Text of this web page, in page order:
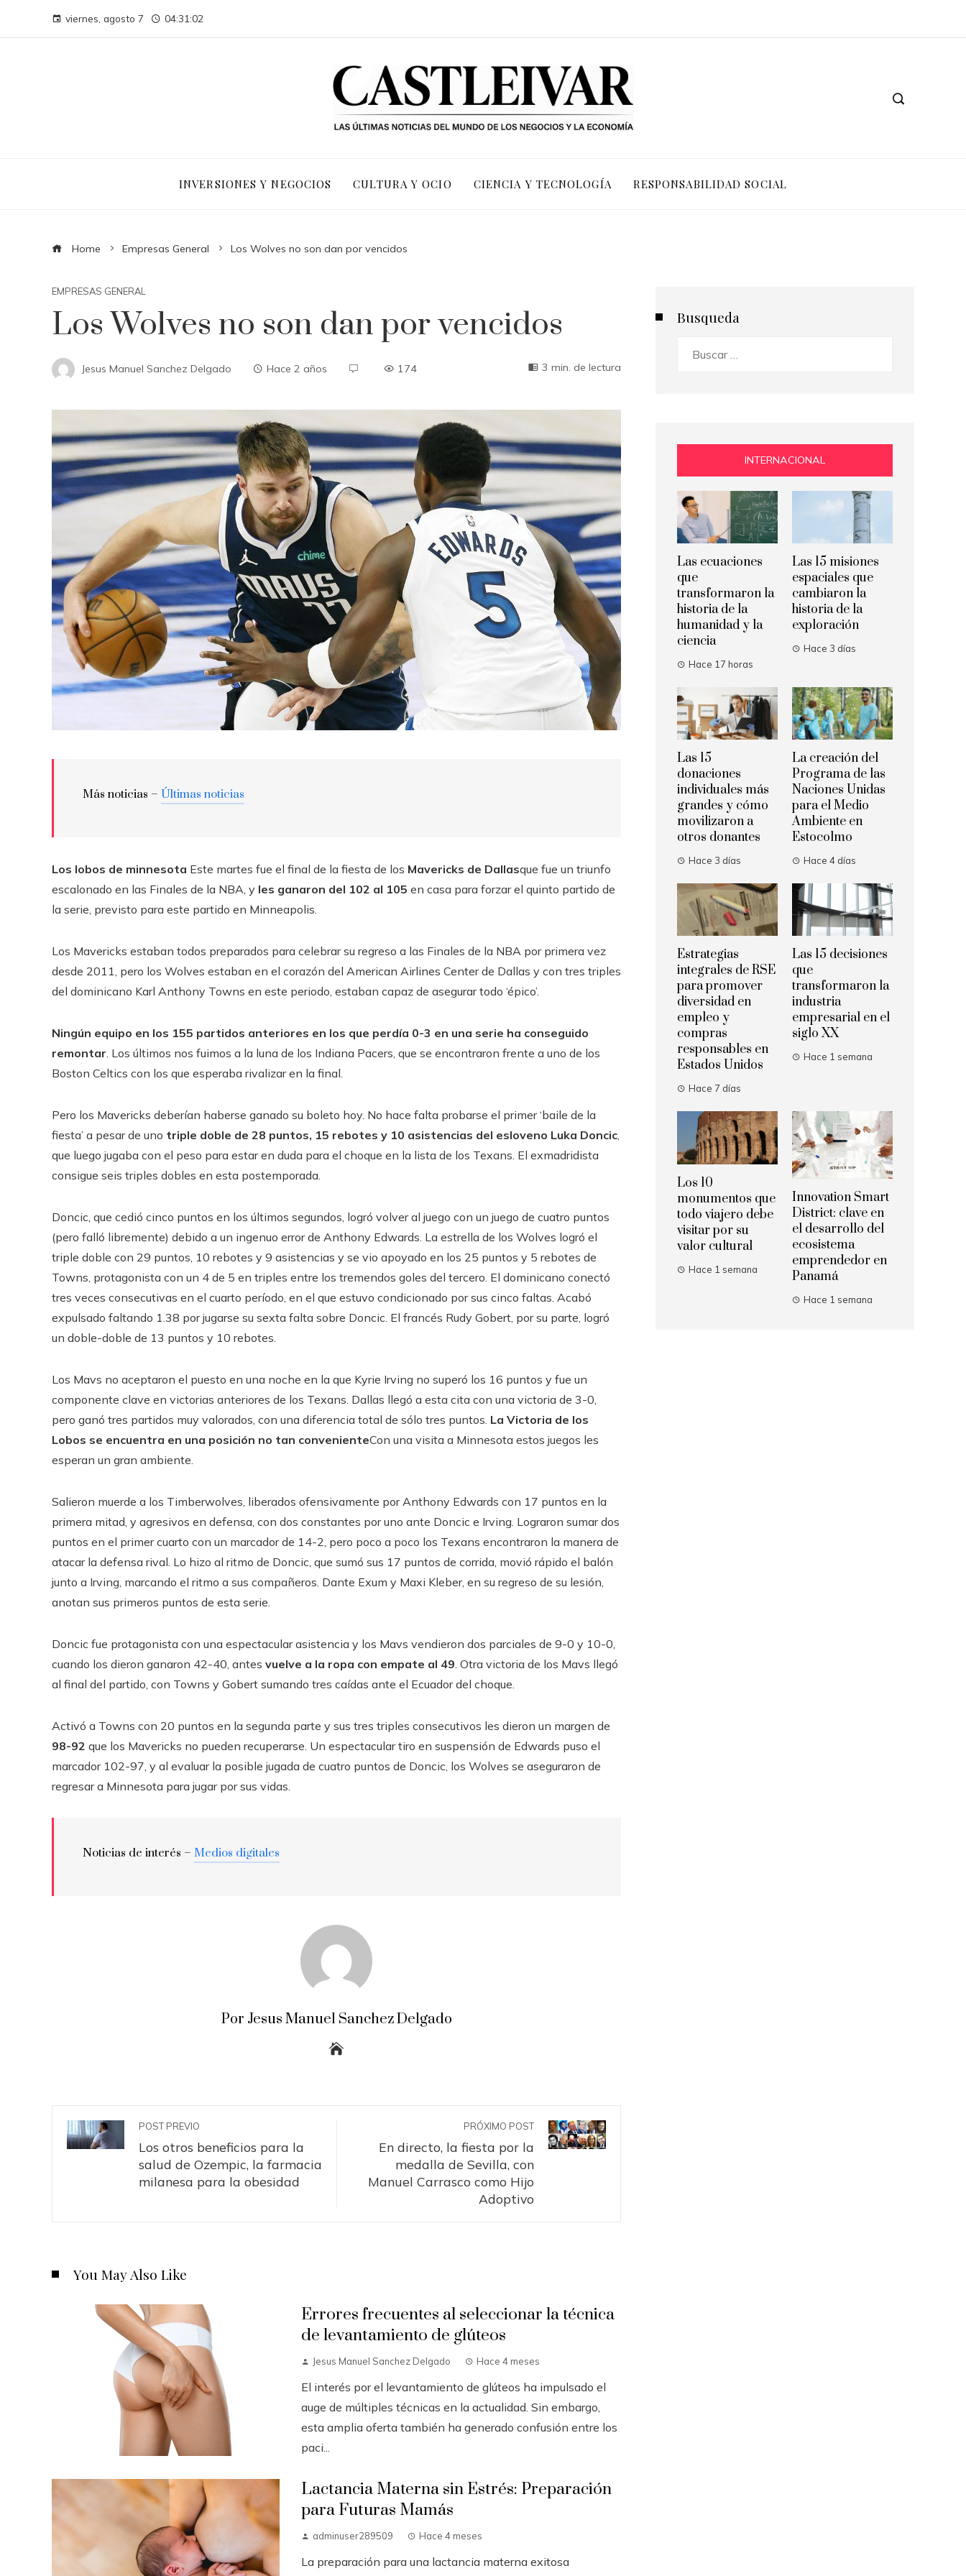
viernes, agosto 7 04:31:03
INVERSIONES Y NEGOCIOS CULTURA Y OCIO CIENCIA Y TECNOLOGÍA RESPONSABILIDAD SOCIAL
Home Empresas General Los Wolves no son dan por vencidos
EMPRESAS GENERAL
Los Wolves no son dan por vencidos
Jesus Manuel Sanchez Delgado Hace 2 años 174 3 min. de lectura
Más noticias – Últimas noticias
Los lobos de minnesota Este martes fue el final de la fiesta de los Mavericks de Dallasque fue un triunfo
escalonado en las Finales de la NBA, y les ganaron del 102 al 105 en casa para forzar el quinto partido de
la serie, previsto para este partido en Minneapolis.
Los Mavericks estaban todos preparados para celebrar su regreso a las Finales de la NBA por primera vez
desde 2011, pero los Wolves estaban en el corazón del American Airlines Center de Dallas y con tres triples
del dominicano Karl Anthony Towns en este periodo, estaban capaz de asegurar todo ‘épico’.
Ningún equipo en los 155 partidos anteriores en los que perdía 0-3 en una serie ha conseguido
remontar . Los últimos nos fuimos a la luna de los Indiana Pacers, que se encontraron frente a uno de los
Boston Celtics con los que esperaba rivalizar en la final.
Pero los Mavericks deberían haberse ganado su boleto hoy. No hace falta probarse el primer ‘baile de la
fiesta’ a pesar de uno triple doble de 28 puntos, 15 rebotes y 10 asistencias del esloveno Luka Doncic
que luego jugaba con el peso para estar en duda para el choque en la lista de los Texans. El exmadridista
consigue seis triples dobles en esta postemporada.
Doncic, que cedió cinco puntos en los últimos segundos, logró volver al juego con un juego de cuatro puntos
(pero falló libremente) debido a un ingenuo error de Anthony Edwards. La estrella de los Wolves logró el
triple doble con 29 puntos, 10 rebotes y 9 asistencias y se vio apoyado en los 25 puntos y 5 rebotes de
Towns, protagonista con un 4 de 5 en triples entre los tremendos goles del tercero. El dominicano conectó
tres veces consecutivas en el cuarto período, en el que estuvo condicionado por sus cinco faltas. Acabó
expulsado faltando 1.38 por jugarse su sexta falta sobre Doncic. El francés Rudy Gobert, por su parte, logró
un doble-doble de 13 puntos y 10 rebotes.
Los Mavs no aceptaron el puesto en una noche en la que Kyrie Irving no superó los 16 puntos y fue un
componente clave en victorias anteriores de los Texans. Dallas llegó a esta cita con una victoria de 3-0,
pero ganó tres partidos muy valorados, con una diferencia total de sólo tres puntos. La Victoria de los
Lobos se encuentra en una posición no tan convenienteCon una visita a Minnesota estos juegos les
esperan un gran ambiente.
Salieron muerde a los Timberwolves, liberados ofensivamente por Anthony Edwards con 17 puntos en la
primera mitad, y agresivos en defensa, con dos constantes por uno ante Doncic e Irving. Lograron sumar dos
puntos en el primer cuarto con un marcador de 14-2, pero poco a poco los Texans encontraron la manera de
atacar la defensa rival. Lo hizo al ritmo de Doncic, que sumó sus 17 puntos de corrida, movió rápido el balón
junto a Irving, marcando el ritmo a sus compañeros. Dante Exum y Maxi Kleber, en su regreso de su lesión,
anotan sus primeros puntos de esta serie.
Doncic fue protagonista con una espectacular asistencia y los Mavs vendieron dos parciales de 9-0 y 10-0,
cuando los dieron ganaron 42-40, antes vuelve a la ropa con empate al 49 . Otra victoria de los Mavs llegó
al final del partido, con Towns y Gobert sumando tres caídas ante el Ecuador del choque.
Activó a Towns con 20 puntos en la segunda parte y sus tres triples consecutivos les dieron un margen de
98-92 que los Mavericks no pueden recuperarse. Un espectacular tiro en suspensión de Edwards puso el
marcador 102-97, y al evaluar la posible jugada de cuatro puntos de Doncic, los Wolves se aseguraron de
regresar a Minnesota para jugar por sus vidas.
Noticias de interés – Medios digitales
Por Jesus Manuel Sanchez Delgado
POST PREVIO
Los otros beneficios para la
salud de Ozempic, la farmacia
milanesa para la obesidad
PRÓXIMO POST
En directo, la fiesta por la
medalla de Sevilla, con
Manuel Carrasco como Hijo
Adoptivo
You May Also Like
Errores frecuentes al seleccionar la técnica
de levantamiento de glúteos
Jesus Manuel Sanchez Delgado Hace 4 meses
El interés por el levantamiento de glúteos ha impulsado el
auge de múltiples técnicas en la actualidad. Sin embargo,
esta amplia oferta también ha generado confusión entre los
paci...
Lactancia Materna sin Estrés: Preparación
para Futuras Mamás
adminuser289509 Hace 4 meses
La preparación para una lactancia materna exitosa
Busqueda
INTERNACIONAL
Las ecuaciones
que
transformaron la
historia de la
humanidad y la
ciencia
Hace 17 horas
Las 15 misiones
espaciales que
cambiaron la
historia de la
exploración
Hace 3 días
Las 15
donaciones
individuales más
grandes y cómo
movilizaron a
otros donantes
Hace 3 días
La creación del
Programa de las
Naciones Unidas
para el Medio
Ambiente en
Estocolmo
Hace 4 días
Estrategias
integrales de RSE
para promover
diversidad en
empleo y
compras
responsables en
Estados Unidos
Hace 7 días
Las 15 decisiones
que
transformaron la
industria
empresarial en el
siglo XX
Hace 1 semana
Los 10
monumentos que
todo viajero debe
visitar por su
valor cultural
Hace 1 semana
Innovation Smart
District: clave en
el desarrollo del
ecosistema
emprendedor en
Panamá
Hace 1 semana